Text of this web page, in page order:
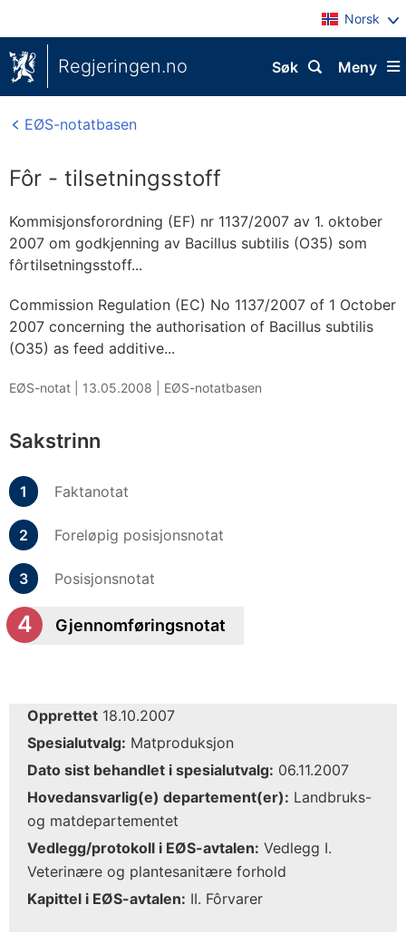
Norsk
Regjeringen.no Meny
Søk
EØS-notatbasen
Fôr - tilsetningsstoff
Kommisjonsforordning (EF) nr 1137/2007 av 1. oktober
2007 om godkjenning av Bacillus subtilis (O35) som
fôrtilsetningsstoff...
Commission Regulation (EC) No 1137/2007 of 1 October
2007 concerning the authorisation of Bacillus subtilis
(O35) as feed additive...
EØS-notat | 13.05.2008 EØS-notatbasen
Sakstrinn
Faktanotat
Foreløpig posisjonsnotat
Posisjonsnotat
Gjennomføringsnotat
Opprettet 18.10.2007
Spesialutvalg: Matproduksjon
Dato sist behandlet i spesialutvalg: 06.11.2007
Hovedansvarlig(e) departement(er): Landbruks-
og matdepartementet
Vedlegg/protokoll i EØS-avtalen: Vedlegg I.
Veterinære og plantesanitære forhold
Kapittel i EØS-avtalen: II. Fôrvarer